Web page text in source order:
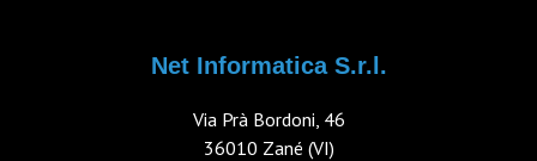
Net Informatica S.r.l.
Via Prà Bordoni, 46
36010 Zané (VI)